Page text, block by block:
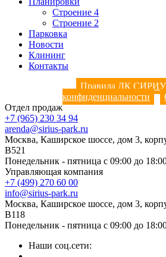
Строение 4
Строение 2
Парковка
Новости
Клининг
Контакты
Правила ДК
конфиденциальности
Отдел продаж
+7 (965) 230 34 94
arenda@sirius-park.ru
Москва, Каширское шоссе, дом 3,
B521
Понедельник - пятница с 09:00 до
Управляющая компания
+7 (499) 270 60 00
info@sirius-park.ru
Москва, Каширское шоссе, дом 3,
B118
Понедельник - пятница с 09:00 до
Наши соц.сети: